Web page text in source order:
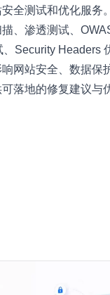
安全测试和优化服务
、渗透测试、
Security Headers
网站安全、数据保
落地的修复建议与